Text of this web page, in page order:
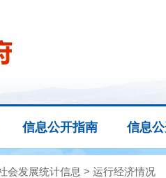
信息公开指南 信息
会发展统计信息 > 运行经济情况